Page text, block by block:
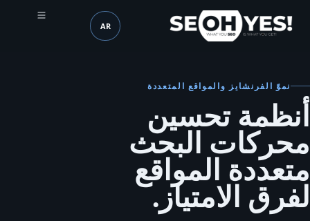
SEOH اللغة (mobile header)
AR
نموّ الفرنشايز والمواقع المتعددة
أنظمة تحسين
محركات البحث
متعددة المواقع
لفرق الامتياز.